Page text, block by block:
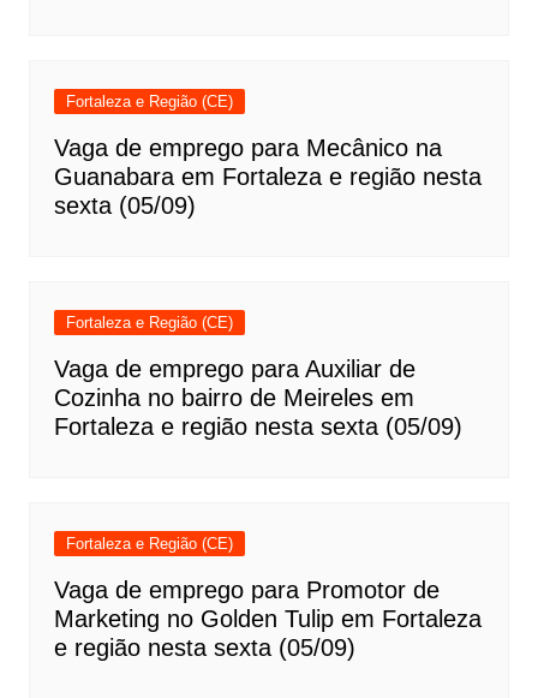
Fortaleza e Região (CE)
Vaga de emprego para Mecânico na
Guanabara em Fortaleza e região nesta
sexta (05/09)
Fortaleza e Região (CE)
Vaga de emprego para Auxiliar de
Cozinha no bairro de Meireles em
Fortaleza e região nesta sexta (05/09)
Fortaleza e Região (CE)
Vaga de emprego para Promotor de
Marketing no Golden Tulip em Fortaleza
e região nesta sexta (05/09)